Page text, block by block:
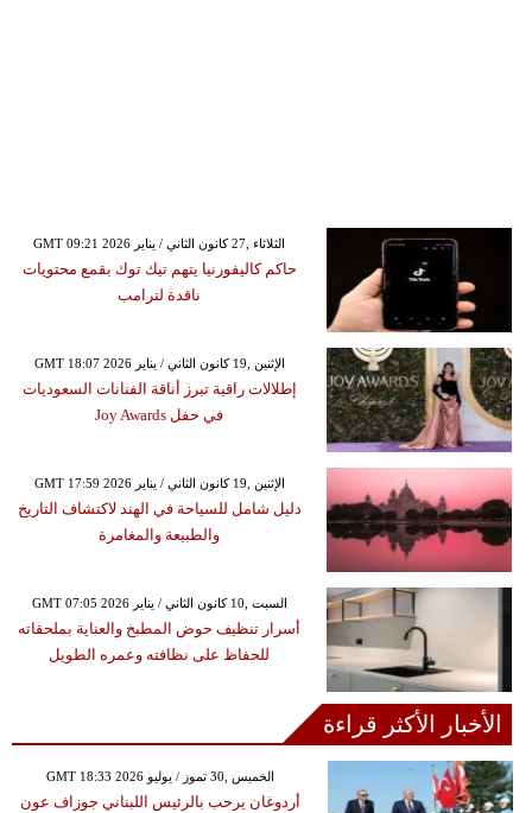
GMT 09:21 2026 الثلاثاء ,27 كانون الثاني / يناير
حاكم كاليفورنيا يتهم تيك توك بقمع محتويات
ناقدة لترامب
GMT 18:07 2026 الإثنين ,19 كانون الثاني / يناير
إطلالات راقية تبرز أناقة الفنانات السعوديات
في حفل Joy Awards
GMT 17:59 2026 الإثنين ,19 كانون الثاني / يناير
دليل شامل للسياحة في الهند لاكتشاف التاريخ
والطبيعة والمغامرة
GMT 07:05 2026 السبت ,10 كانون الثاني / يناير
أسرار تنظيف حوض المطبخ والعناية بملحقاته
للحفاظ على نظافته وعمره الطويل
الأخبار الأكثر قراءة
GMT 18:33 2026 الخميس ,30 تموز / يوليو
أردوغان يرحب بالرئيس اللبناني جوزاف عون